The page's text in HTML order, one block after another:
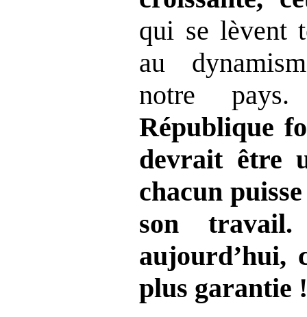
qui se lèvent
au
notre
République
devrait être
chacun
son travail.
aujourd’hui,
plus garantie